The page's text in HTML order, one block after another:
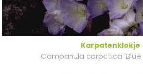
Karpatenklokje
Campanula carpatica 'Blue